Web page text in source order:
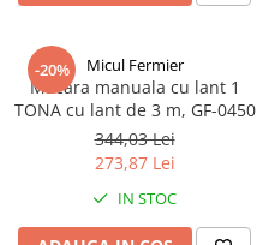
-20% Micul Fermier
Macara manuala cu lant 1
TONA cu lant de 3 m, GF-0450
344,03 Lei
273,87 Lei
IN STOC